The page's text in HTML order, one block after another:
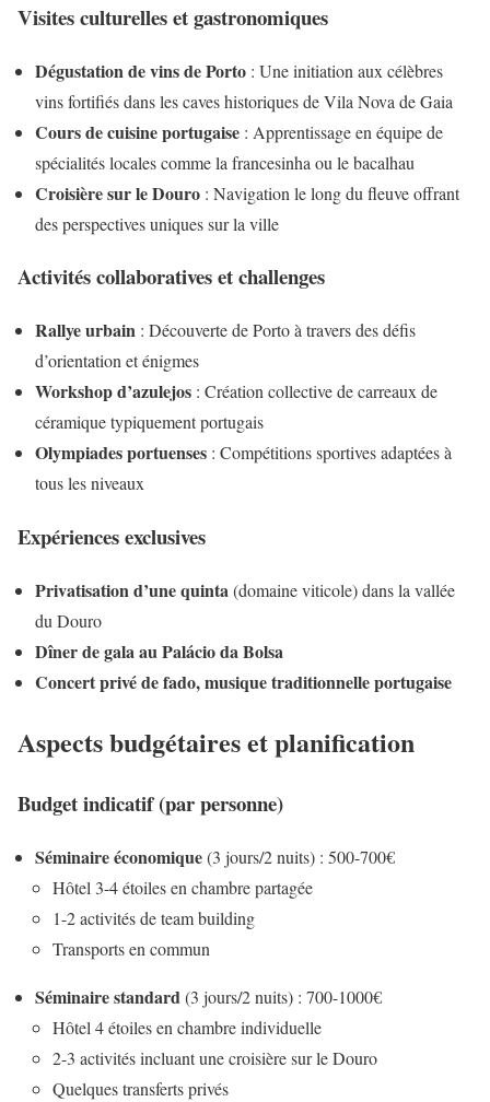
Visites culturelles et gastronomiques
Dégustation de vins de Porto : Une initiation aux célèbres
vins fortifiés dans les caves historiques de Vila Nova de Gaia
Cours de cuisine portugaise : Apprentissage en équipe de
spécialités locales comme la francesinha ou le bacalhau
Croisière sur le Douro : Navigation le long du fleuve offrant
des perspectives uniques sur la ville
Activités collaboratives et challenges
Rallye urbain : Découverte de Porto à travers des défis
d’orientation et énigmes
Workshop d’azulejos : Création collective de carreaux de
céramique typiquement portugais
Olympiades portuenses : Compétitions sportives adaptées à
tous les niveaux
Expériences exclusives
Privatisation d’une quinta(domaine viticole) dans la vallée
du Douro
Dîner de gala au Palácio da Bolsa
Concert privé de fado, musique traditionnelle portugaise
Aspects budgétaires et planification
Budget indicatif (par personne)
Séminaire économique(3 jours/2 nuits) : 500-700€
Hôtel 3-4 étoiles en chambre partagée
1-2 activités de team building
Transports en commun
Séminaire standard(3 jours/2 nuits) : 700-1000€
Hôtel 4 étoiles en chambre individuelle
2-3 activités incluant une croisière sur le Douro
Quelques transferts privés